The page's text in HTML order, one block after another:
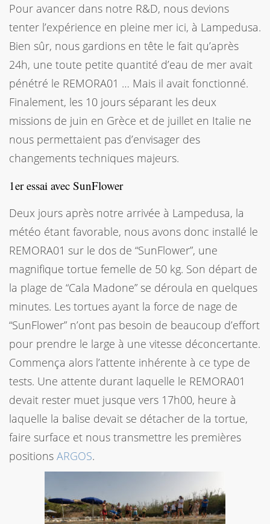
Pour avancer dans notre R&D, nous devions
tenter l’expérience en pleine mer ici, à Lampedusa.
Bien sûr, nous gardions en tête le fait qu’après
24h, une toute petite quantité d’eau de mer avait
pénétré le REMORA01 … Mais il avait fonctionné.
Finalement, les 10 jours séparant les deux
missions de juin en Grèce et de juillet en Italie ne
nous permettaient pas d’envisager des
changements techniques majeurs.
1er essai avec SunFlower
Deux jours après notre arrivée à Lampedusa, la
météo étant favorable, nous avons donc installé le
REMORA01 sur le dos de “SunFlower”, une
magnifique tortue femelle de 50 kg. Son départ de
la plage de “Cala Madone” se déroula en quelques
minutes. Les tortues ayant la force de nage de
“SunFlower” n’ont pas besoin de beaucoup d’effort
pour prendre le large à une vitesse déconcertante.
Commença alors l’attente inhérente à ce type de
tests. Une attente durant laquelle le REMORA01
devait rester muet jusque vers 17h00, heure à
laquelle la balise devait se détacher de la tortue,
faire surface et nous transmettre les premières
positions ARGOS.